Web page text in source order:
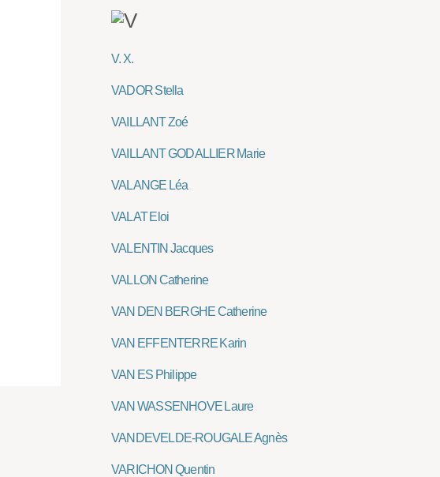
V. X.
VADOR Stella
VAILLANT Zoé
VAILLANT GODALLIER Marie
VALANGE Léa
VALAT Eloi
VALENTIN Jacques
VALLON Catherine
VAN DEN BERGHE Catherine
VAN EFFENTERRE Karin
VAN ES Philippe
VAN WASSENHOVE Laure
VANDEVELDE-ROUGALE Agnès
VARICHON Quentin